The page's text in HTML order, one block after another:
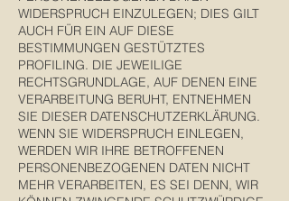
WIDERSPRUCH EINZULEGEN; DIES GILT
AUCH FÜR EIN AUF DIESE
BESTIMMUNGEN GESTÜTZTES
PROFILING. DIE JEWEILIGE
RECHTSGRUNDLAGE, AUF DENEN EINE
VERARBEITUNG BERUHT, ENTNEHMEN
SIE DIESER DATENSCHUTZERKLÄRUNG.
WENN SIE WIDERSPRUCH EINLEGEN,
WERDEN WIR IHRE BETROFFENEN
PERSONENBEZOGENEN DATEN NICHT
MEHR VERARBEITEN, ES SEI DENN, WIR